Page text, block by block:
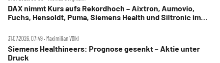
DAX nimmt Kurs aufs Rekordhoch – Aixtron, Aumovio,
Fuchs, Hensoldt, Puma, Siemens Health und Siltronic im
31.07.2026, 07:49 ‧ Maximilian Völkl
Siemens Healthineers: Prognose gesenkt – Aktie unter
Druck